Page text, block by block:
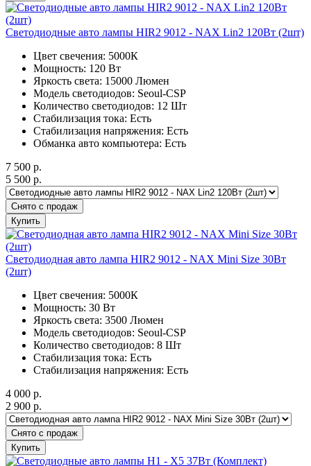
Светодиодные авто лампы HIR2 9012 - NAX Lin2 120Вт (2шт)
Цвет свечения: 5000К
Мощность: 120 Вт
Яркость света: 15000 Люмен
Модель светодиодов: Seoul-CSP
Количество светодиодов: 12 Шт
Стабилизация тока: Есть
Стабилизация напряжения: Есть
Обманка авто компьютера: Есть
7 500 р.
5 500 р.
Снято с продаж
Купить
Светодиодная авто лампа HIR2 9012 - NAX Mini Size 30Вт
(2шт)
Цвет свечения: 5000К
Мощность: 30 Вт
Яркость света: 3500 Люмен
Модель светодиодов: Seoul-CSP
Количество светодиодов: 8 Шт
Стабилизация тока: Есть
Стабилизация напряжения: Есть
4 000 р.
2 900 р.
Снято с продаж
Купить